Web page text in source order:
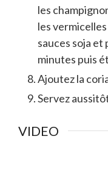
les
les
sauces soja et
minutes puis
Ajoutez la
Servez
VIDEO